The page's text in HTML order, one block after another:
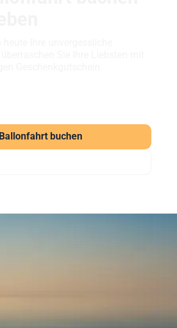
Ballonfahrt buchen